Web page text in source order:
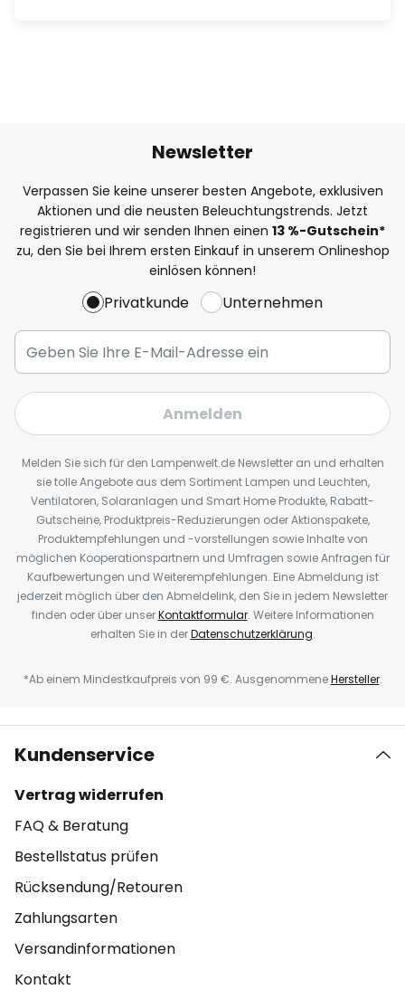
Newsletter
Verpassen Sie keine unserer besten Angebote, exklusiven
Aktionen und die neusten Beleuchtungstrends. Jetzt
registrieren und wir senden Ihnen einen 13 %-Gutschein*
zu, den Sie bei Ihrem ersten Einkauf in unserem Onlineshop
einlösen können!
Privatkunde Unternehmen
Anmelden
Melden Sie sich für den Lampenwelt.de Newsletter an und erhalten
sie tolle Angebote aus dem Sortiment Lampen und Leuchten,
Ventilatoren, Solaranlagen und Smart Home Produkte, Rabatt-
Gutscheine, Produktpreis-Reduzierungen oder Aktionspakete,
Produktempfehlungen und -vorstellungen sowie Inhalte von
möglichen Kooperationspartnern und Umfragen sowie Anfragen für
Kaufbewertungen und Weiterempfehlungen. Eine Abmeldung ist
jederzeit möglich über den Abmeldelink, den Sie in jedem Newsletter
finden oder über unserKontaktformular. Weitere Informationen
erhalten Sie in derDatenschutzerklärung.
*Ab einem Mindestkaufpreis von 99 €. AusgenommeneHersteller.
Kundenservice
Vertrag widerrufen
FAQ & Beratung
Bestellstatus prüfen
Rücksendung/Retouren
Zahlungsarten
Versandinformationen
Kontakt